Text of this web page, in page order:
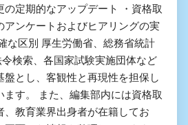
の定期的なアップデート ・資格取
アンケートおよびヒアリングの実
な区別 厚生労働省、総務省統計
検索、各国家試験実施団体など
盤とし、客観性と再現性を担保し
ます。 また、編集部内には資格取
、教育業界出身者が在籍してお